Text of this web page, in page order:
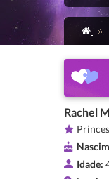
Rachel
Idade: